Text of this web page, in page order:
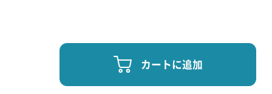
カートに追加